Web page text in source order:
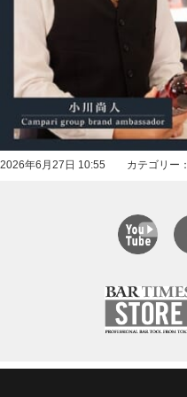
2026年6月27日 10:55 カテゴリー：